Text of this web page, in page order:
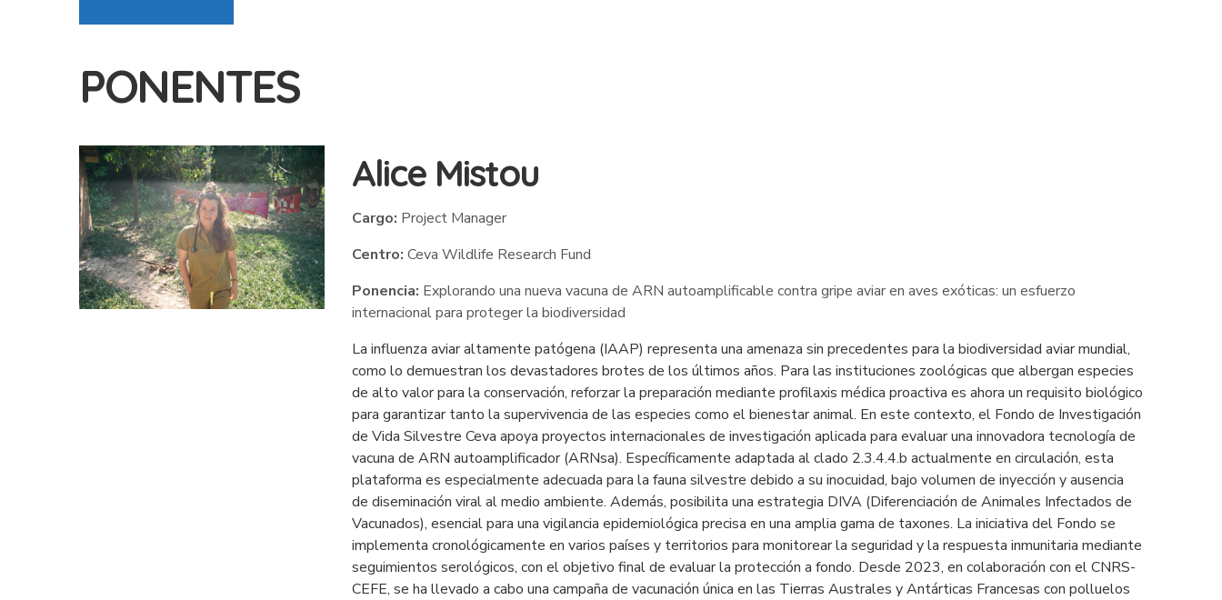
PONENTES
Alice Mistou
Cargo: Project Manager
Centro: Ceva Wildlife Research Fund
Ponencia: Explorando una nueva vacuna de ARN autoamplificable contra gripe aviar en aves exóticas: un esfuerzo
internacional para proteger la biodiversidad
La influenza aviar altamente patógena (IAAP) representa una amenaza sin precedentes para la biodiversidad aviar mundial,
como lo demuestran los devastadores brotes de los últimos años. Para las instituciones zoológicas que albergan especies
de alto valor para la conservación, reforzar la preparación mediante profilaxis médica proactiva es ahora un requisito biológico
para garantizar tanto la supervivencia de las especies como el bienestar animal. En este contexto, el Fondo de Investigación
de Vida Silvestre Ceva apoya proyectos internacionales de investigación aplicada para evaluar una innovadora tecnología de
vacuna de ARN autoamplificador (ARNsa). Específicamente adaptada al clado 2.3.4.4.b actualmente en circulación, esta
plataforma es especialmente adecuada para la fauna silvestre debido a su inocuidad, bajo volumen de inyección y ausencia
de diseminación viral al medio ambiente. Además, posibilita una estrategia DIVA (Diferenciación de Animales Infectados de
Vacunados), esencial para una vigilancia epidemiológica precisa en una amplia gama de taxones. La iniciativa del Fondo se
implementa cronológicamente en varios países y territorios para monitorear la seguridad y la respuesta inmunitaria mediante
seguimientos serológicos, con el objetivo final de evaluar la protección a fondo. Desde 2023, en colaboración con el CNRS-
CEFE, se ha llevado a cabo una campaña de vacunación única en las Tierras Australes y Antárticas Francesas con polluelos